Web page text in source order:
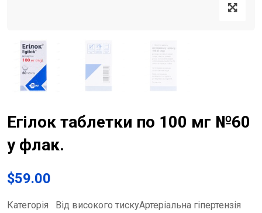
Егілок таблетки по 100 мг №60
у флак.
$59.00
Категорія Від високого тискуАртеріальна гіпертензія